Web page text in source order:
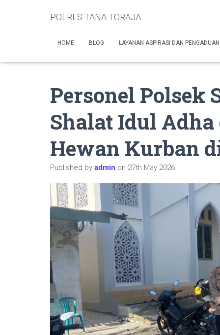
POLRES TANA TORAJA
HOME BLOG LAYANAN ASPIRASI DAN
Personel Polsek
Shalat Idul Adha
Hewan Kurban
Published by admin on 27th May 2026